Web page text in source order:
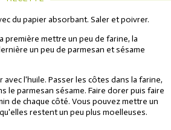
du papier absorbant. Saler et poivrer.
première mettre un peu de farine, la
un peu de parmesan et sésame
l'huile. Passer les côtes dans la farine,
le parmesan sésame. Faire dorer puis faire
de chaque côté. Vous pouvez mettre un
restent un peu plus moelleuses.